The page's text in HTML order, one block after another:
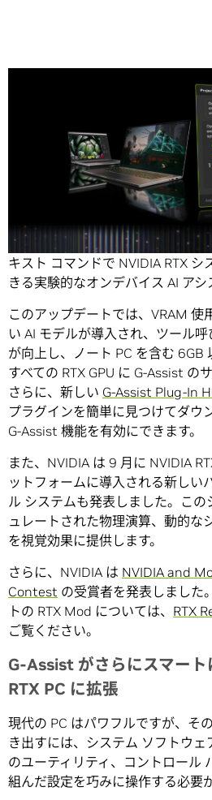
Gamescom にて、NVIDIA は
ジャー アップデートをリリースし
キスト コマンドで NVIDIA RTX シ
きる実験的なオンデバイス AI アシ
このアップデートでは、VRAM 使
い AI モデルが導入され、ツール
が向上し、ノート PC を含む 6GB
すべての RTX GPU に G-Assist の
さらに、新しい G-Assist Plug-In
プラグインを簡単に見つけてダウ
G-Assist 機能を有効にできます。
また、NVIDIA は 9 月に NVIDIA
ットフォームに導入される新しい
ル システムも発表しました。この
ュレートされた物理演算、動的な
を視覚効果に提供します。
さらに、NVIDIA は NVIDIA and
Contest の受賞者を発表しました
トの RTX Mod については、 RTX
ご覧ください。
G-Assist がさらにスマート
RTX PC に拡張
現代の PC はパワフルですが、そ
き出すには、システム ソフトウェ
のユーティリティ、コントロール
組んだ設定を巧みに操作する必要